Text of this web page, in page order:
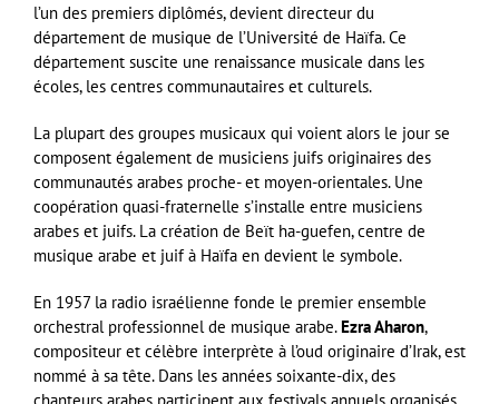
l’un des premiers diplômés, devient directeur du
département de musique de l’Université de Haïfa. Ce
département suscite une renaissance musicale dans les
écoles, les centres communautaires et culturels.
La plupart des groupes musicaux qui voient alors le jour se
composent également de musiciens juifs originaires des
communautés arabes proche- et moyen-orientales. Une
coopération quasi-fraternelle s’installe entre musiciens
arabes et juifs. La création de Beït ha-guefen, centre de
musique arabe et juif à Haïfa en devient le symbole.
En 1957 la radio israélienne fonde le premier ensemble
orchestral professionnel de musique arabe.Ezra Aharon,
compositeur et célèbre interprète à l’oud originaire d’Irak, est
nommé à sa tête. Dans les années soixante-dix, des